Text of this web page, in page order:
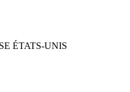
ÉTATS-UNIS